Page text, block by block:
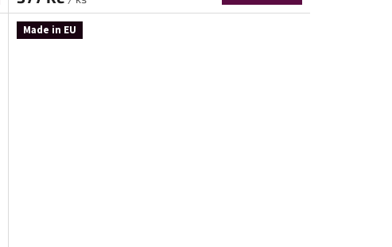
Made in EU